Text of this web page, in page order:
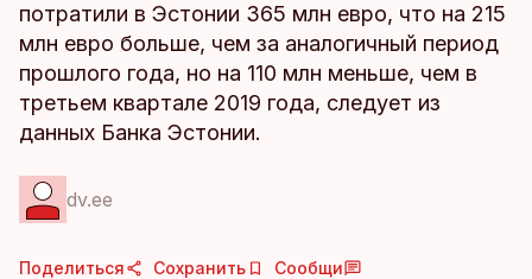
потратили в Эстонии 365 млн евро, что на 215
млн евро больше, чем за аналогичный период
прошлого года, но на 110 млн меньше, чем в
третьем квартале 2019 года, следует из
данных Банка Эстонии.
dv.ee
Поделиться Сохранить Сообщи